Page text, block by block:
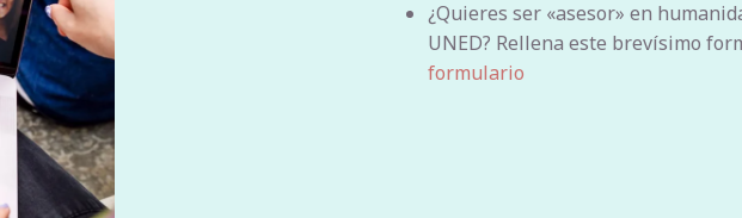
¿Quieres ser «asesor» en
UNED? Rellena este brevísimo
formulario